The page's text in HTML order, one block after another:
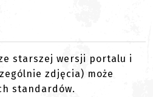
starszej wersji portalu i
zdjęcia) może
standardów.